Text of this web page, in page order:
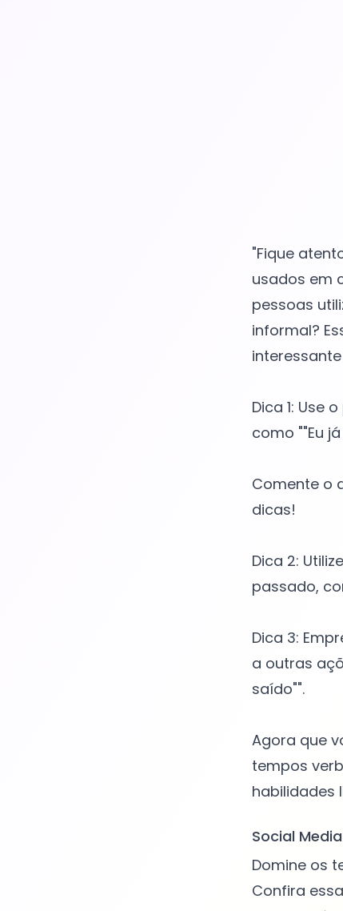
"Fique
usados em
pessoas
informal?
Dica 1: Use
como ""Eu
Comente o
dicas!
Dica 2:
passado,
Dica 3:
a outras
saído"".
Agora que
tempos
Social
Domine os
Confira